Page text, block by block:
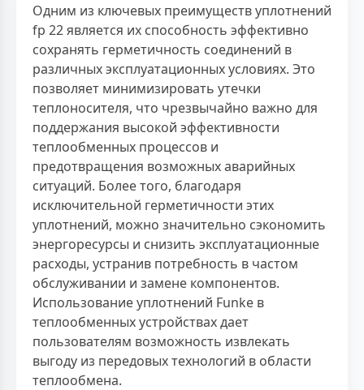
Одним из ключевых преимуществ уплотнений
fp 22 является их способность эффективно
сохранять герметичность соединений в
различных эксплуатационных условиях. Это
позволяет минимизировать утечки
теплоносителя, что чрезвычайно важно для
поддержания высокой эффективности
теплообменных процессов и
предотвращения возможных аварийных
ситуаций. Более того, благодаря
исключительной герметичности этих
уплотнений, можно значительно сэкономить
энергоресурсы и снизить эксплуатационные
расходы, устранив потребность в частом
обслуживании и замене компонентов.
Использование уплотнений Funke в
теплообменных устройствах дает
пользователям возможность извлекать
выгоду из передовых технологий в области
теплообмена.